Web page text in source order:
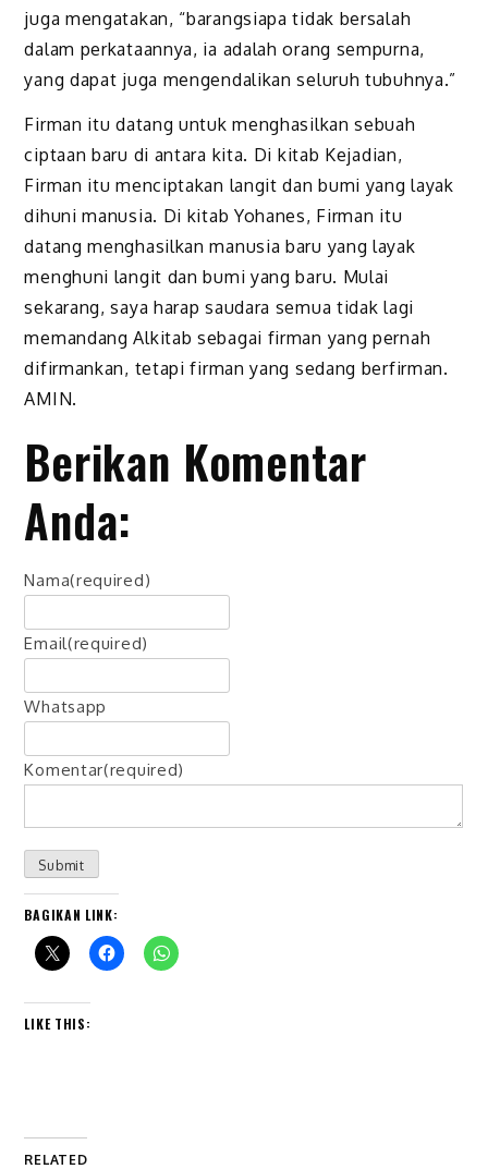
juga mengatakan, “barangsiapa tidak bersalah
dalam perkataannya, ia adalah orang sempurna,
yang dapat juga mengendalikan seluruh tubuhnya.”
Firman itu datang untuk menghasilkan sebuah
ciptaan baru di antara kita. Di kitab Kejadian,
Firman itu menciptakan langit dan bumi yang layak
dihuni manusia. Di kitab Yohanes, Firman itu
datang menghasilkan manusia baru yang layak
menghuni langit dan bumi yang baru. Mulai
sekarang, saya harap saudara semua tidak lagi
memandang Alkitab sebagai firman yang pernah
difirmankan, tetapi firman yang sedang berfirman.
AMIN.
Berikan Komentar
Anda:
Nama(required)
Email(required)
Whatsapp
Komentar(required)
Submit
BAGIKAN LINK:
LIKE THIS:
RELATED